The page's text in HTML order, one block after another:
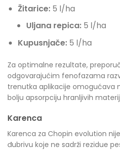
Žitarice:5 l/ha
Uljana repica: 5 l/ha
Kupusnjače:5 l/ha
Za optimalne rezultate,
odgovarajućim fenofazama
trenutka aplikacije omogućava
bolju apsorpciju hranljivih
Karenca
Karenca za Chopin evolution
đubrivu koje ne sadrži rezidue